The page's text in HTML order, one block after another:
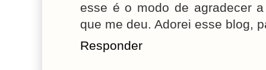
esse é o modo de agradecer
que me deu. Adorei esse blog,
Responder